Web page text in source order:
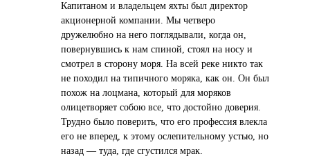
Капитаном и владельцем яхты был директор
акционерной компании. Мы четверо
дружелюбно на него поглядывали, когда он,
повернувшись к нам спиной, стоял на носу и
смотрел в сторону моря. На всей реке никто так
не походил на типичного моряка, как он. Он был
похож на лоцмана, который для моряков
олицетворяет собою все, что достойно доверия.
Трудно было поверить, что его профессия влекла
его не вперед, к этому ослепительному устью, но
назад — туда, где сгустился мрак.